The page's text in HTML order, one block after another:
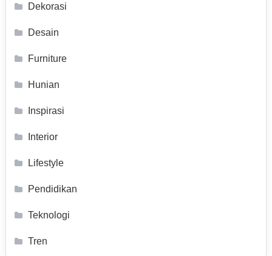
Dekorasi
Desain
Furniture
Hunian
Inspirasi
Interior
Lifestyle
Pendidikan
Teknologi
Tren